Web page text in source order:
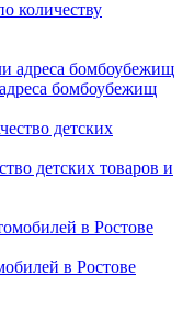
количеству
бомбоубежищ
детских товаров и
в Ростове